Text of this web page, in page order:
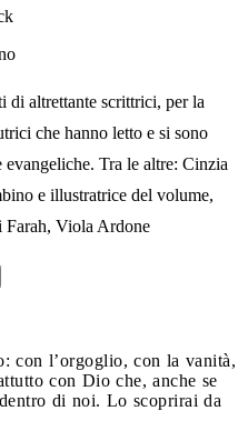
di altrettante scrittrici, per la
che hanno letto e si sono
evangeliche. Tra le altre: Cinzia
e illustratrice del volume,
Viola Ardone
con l’orgoglio, con la vanità,
con Dio che, anche se
di noi. Lo scoprirai da